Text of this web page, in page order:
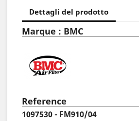
Dettagli del prodotto
Marque : BMC
Reference
1097530 - FM910/04